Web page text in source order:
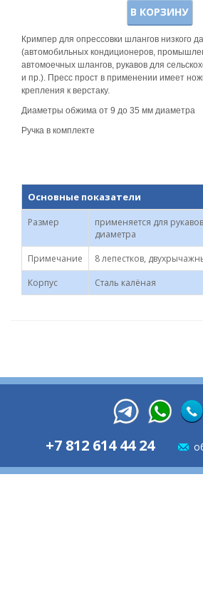
В КОРЗИНУ
Кримпер для опрессовки шлангов низкого
(автомобильных кондиционеров,
автомоечных шлангов, рукавов для
и пр.). Пресс прост в применении имеет
крепления к верстаку.
Диаметры обжима от 9 до 35 мм диаметра
Ручка в комплекте
Основные показатели
Размер
применяется для
диаметра
Примечание
8 лепестков,
Корпус
Сталь калёная
+7 812 614 44 24